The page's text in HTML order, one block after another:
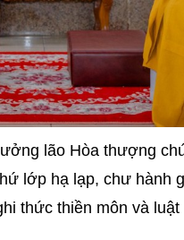
lão Hòa thượng
lớp hạ lạp, chư hành
thức thiền môn và luật